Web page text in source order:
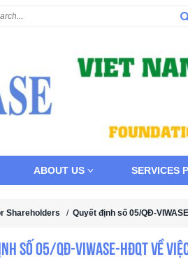
ABOUT US SERVICES
Shareholders / Quyết định số 05/QĐ-
số 05/QĐ-VIWASE-HĐQT về